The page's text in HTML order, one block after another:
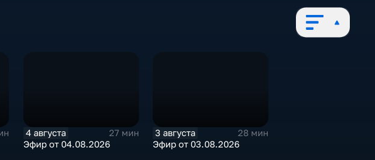
4 августа
27 мин
Эфир от 04.08.2026
3 августа
28 мин
Эфир от 03.08.2026